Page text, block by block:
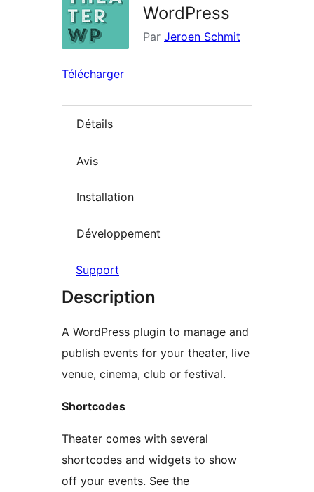
WordPress
Par Jeroen Schmit
Télécharger
Détails
Avis
Installation
Développement
Support
Description
A WordPress plugin to manage and
publish events for your theater, live
venue, cinema, club or festival.
Shortcodes
Theater comes with several
shortcodes and widgets to show
off your events. See the